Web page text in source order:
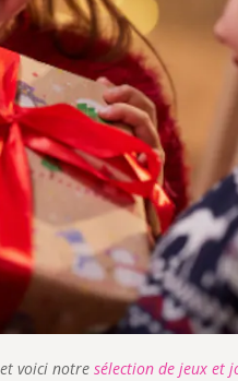
voici notre sélection de jeux et